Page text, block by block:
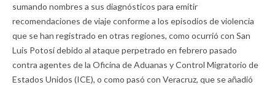
sumando nombres a sus diagnósticos para emitir
recomendaciones de viaje conforme a los episodios de violencia
que se han registrado en otras regiones, como ocurrió con San
Luis Potosí debido al ataque perpetrado en febrero pasado
contra agentes de la Oficina de Aduanas y Control Migratorio de
Estados Unidos (ICE), o como pasó con Veracruz, que se añadió